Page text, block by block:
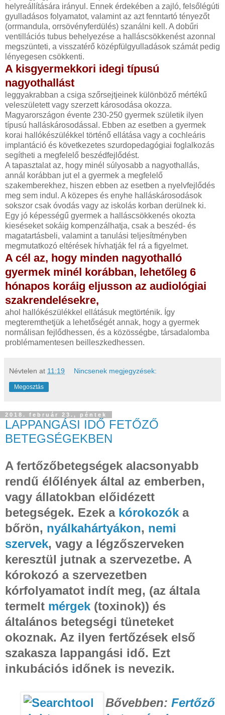
helyreállítására irányul. Ennek érdekében a zajló, felsőlégúti
gyulladásos folyamatot, valamint az azt fenntartó tényezőt
(orrmandula, orrsövényferdülés) szanálni kell. A dobűri
ventillációs tubus behelyezése a halláscsökkenést azonnal
megszünteti, a visszatérő középfülgyulladások számát pedig
lényegesen csökkenti.
A kisgyermekkori idegi típusú
nagyothallást
leggyakrabban a csiga szőrsejtjeinek különböző mértékű
veleszületett vagy szerzett károsodása okozza.
Magyarországon évente 230-250 gyermek születik ilyen
típusú halláskárosodással. Ebben az esetben a gyermek
korai hallókészülékkel történő ellátása vagy a cochleáris
implantáció és következetes szurdopedagógiai foglalkozás
segítheti a megfelelő beszédfejlődést.
A tapasztalat az, hogy minél súlyosabb a nagyothallás,
annál korábban jut el a gyermek a megfelelő
szakemberekhez, hiszen ebben az esetben a nyelvfejlődés
meg sem indul. A közepes és enyhe halláskárosodások
sokszor csak óvodás vagy az iskolás korban derülnek ki.
Egy jó képességű gyermek a halláscsökkenés okozta
kieséseket sokáig kompenzálhatja, csak a beszéd- és
magatartásbeli, valamint a tanulási teljesítményben
megmutatkozó eltérések hívhatják fel rá a figyelmet.
A cél az, hogy minden nagyothalló
gyermek minél korábban, lehetőleg 6
hónapos koráig eljusson az audiológiai
szakrendelésekre,
ahol hallókészülékkel ellátásuk megtörténik. Így
megteremthetjük a lehetőségét annak, hogy a gyermek
normálisan fejlődhessen, és a közösségbe, társadalomba
problémamentesen beilleszkedhessen.
Névtelen at 11:19 Nincsenek megjegyzések:
Megosztás
2018. február 23., péntek
LAPPANGÁSI IDŐ FETŐZŐ
BETEGSÉGEKBEN
A fertőzőbetegségek alacsonyabb
rendű élőlények által az emberben,
vagy állatokban előidézett
betegségek. Ezek a kórokozók a
bőrön, nyálkahártyákon, nemi
szervek, vagy a légzőszerveken
keresztül jutnak a szervezetbe. A
kórokozó a szervezetben
kórfolyamatot indít meg, (az általa
termelt mérgek (toxinok)) és
általános betegségi tüneteket
okoznak. Az ilyen fertőzések első
szakasza lappangási idő. Ezt
inkubációs időnek is nevezik.
Bővebben: Fertőző